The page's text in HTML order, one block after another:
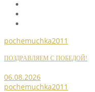
pochemuchka2011
ПОЗДРАВЛЯЕМ С ПОБЕДОЙ!
06.08.2026
pochemuchka2011